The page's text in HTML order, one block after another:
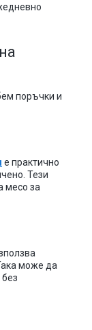
поръчки и
е практично
Тези
месо за
може да